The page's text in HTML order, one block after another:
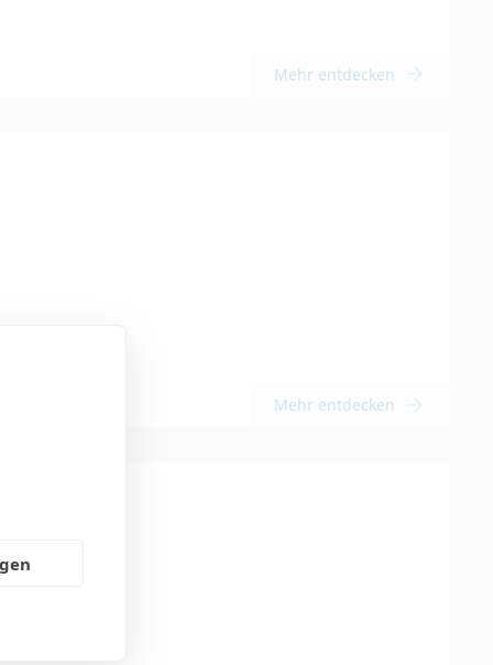
Mehr entdecken
Mehr entdecken